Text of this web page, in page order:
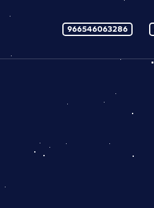
966546063286